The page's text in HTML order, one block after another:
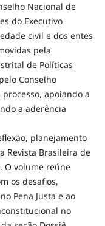
Nacional de
do Executivo
civil e dos entes
pela
de Políticas
Conselho
apoiando a
a aderência
planejamento
Revista Brasileira de
O volume reúne
os desafios,
Pena Justa e ao
no